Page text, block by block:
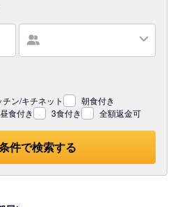
件で検索する
チン/キチネット
朝食付き
昼食付き 3食付き 全額返金可